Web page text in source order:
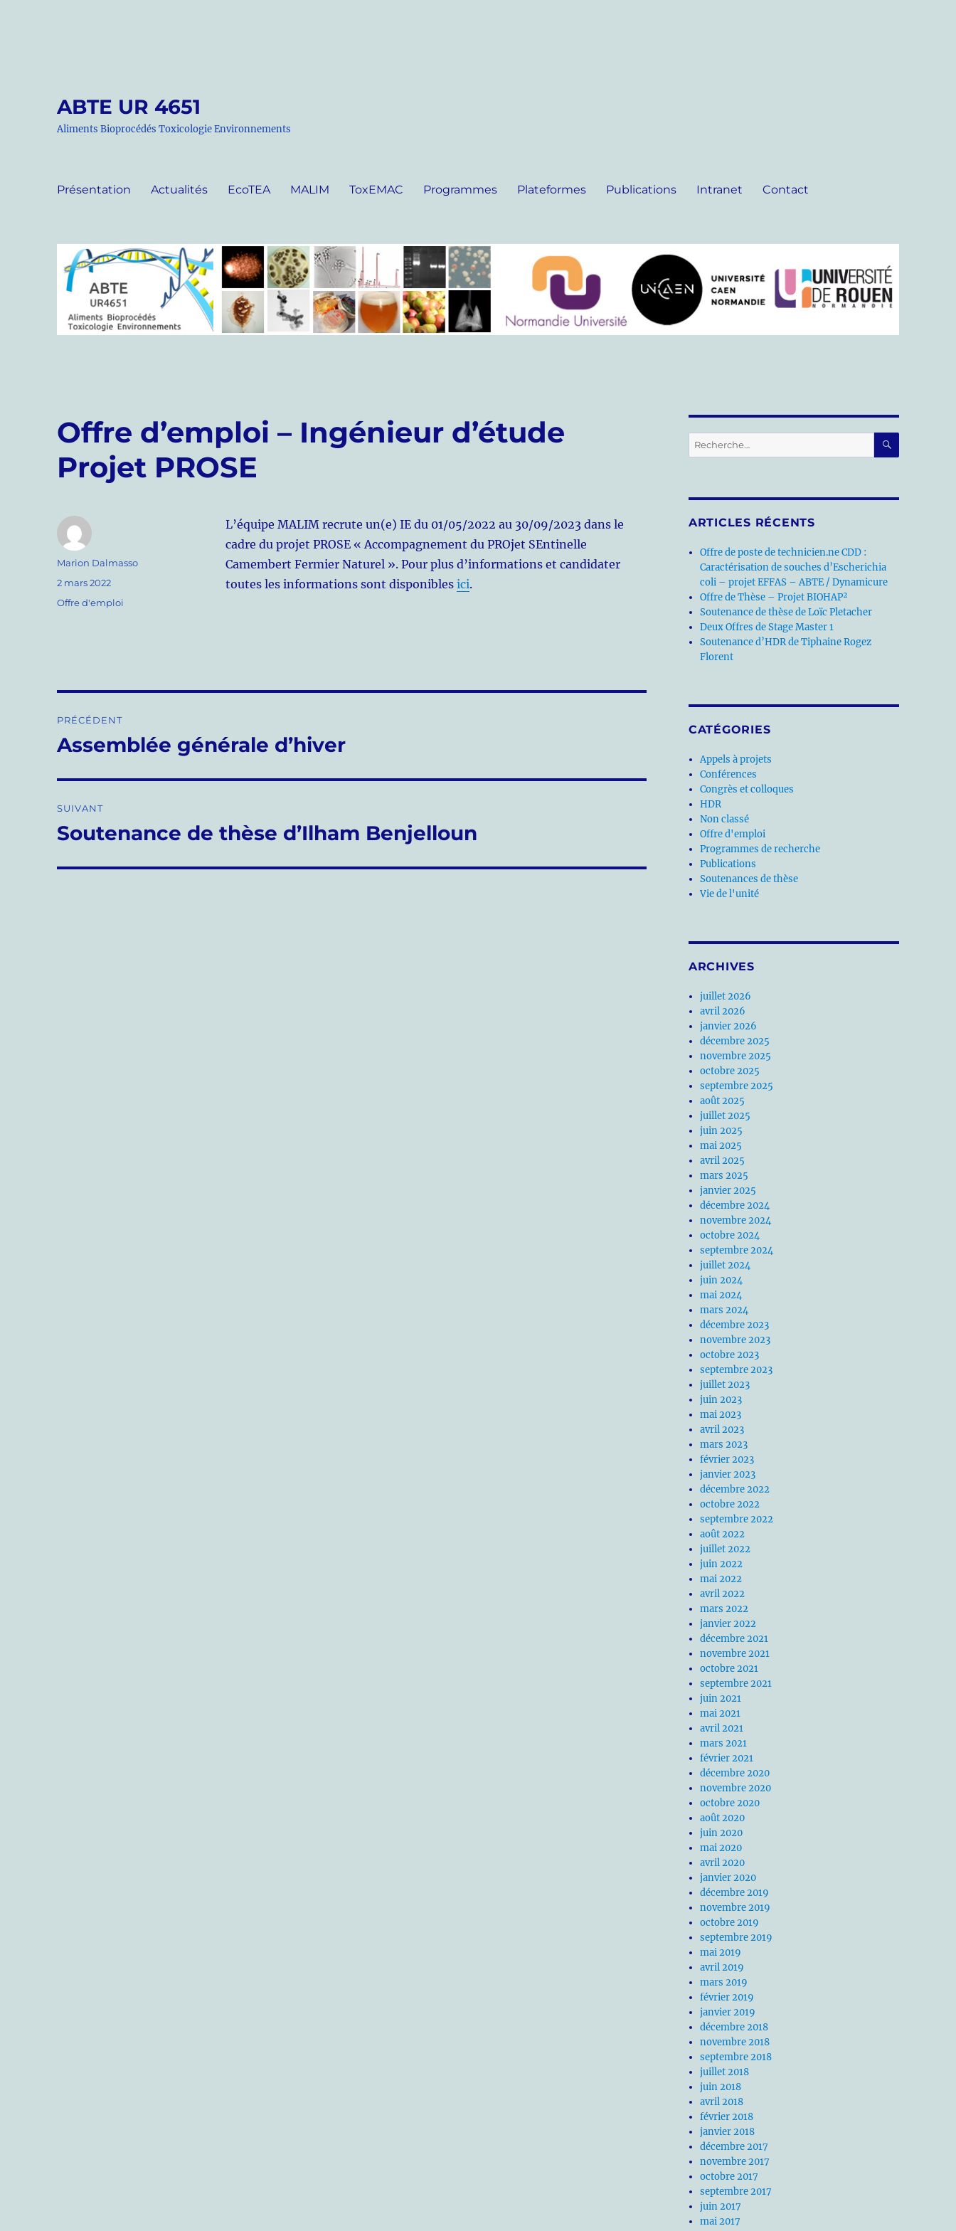
ABTE UR 4651
Aliments Bioprocédés Toxicologie Environnements
Présentation Actualités EcoTEA MALIM ToxEMAC Programmes Plateformes Publications Intranet Contact
Offre d’emploi – Ingénieur d’étude
Projet PROSE
L’équipe MALIM recrute un(e) IE du 01/05/2022 au 30/09/2023 dans le
cadre du projet PROSE « Accompagnement du PROjet SEntinelle
Camembert Fermier Naturel ». Pour plus d’informations et candidater
toutes les informations sont disponibles ici.
Auteur
Marion Dalmasso
Publié
le
2 mars 2022
Catégories
Offre d'emploi
de
PRÉCÉDENT
Publication
Assemblée générale d’hiver
SUIVANT
Publication
Soutenance de thèse d’Ilham Benjelloun
Recherche
pour :
ARTICLES RÉCENTS
Offre de poste de technicien.ne CDD :
Caractérisation de souches d’Escherichia
coli – projet EFFAS – ABTE / Dynamicure
Offre de Thèse – Projet BIOHAP²
Soutenance de thèse de Loïc Pletacher
Deux Offres de Stage Master 1
Soutenance d’HDR de Tiphaine Rogez
Florent
CATÉGORIES
Appels à projets
Conférences
Congrès et colloques
HDR
Non classé
Offre d'emploi
Programmes de recherche
Publications
Soutenances de thèse
Vie de l'unité
ARCHIVES
juillet 2026
avril 2026
janvier 2026
décembre 2025
novembre 2025
octobre 2025
septembre 2025
août 2025
juillet 2025
juin 2025
mai 2025
avril 2025
mars 2025
janvier 2025
décembre 2024
novembre 2024
octobre 2024
septembre 2024
juillet 2024
juin 2024
mai 2024
mars 2024
décembre 2023
novembre 2023
octobre 2023
septembre 2023
juillet 2023
juin 2023
mai 2023
avril 2023
mars 2023
février 2023
janvier 2023
décembre 2022
octobre 2022
septembre 2022
août 2022
juillet 2022
juin 2022
mai 2022
avril 2022
mars 2022
janvier 2022
décembre 2021
novembre 2021
octobre 2021
septembre 2021
juin 2021
mai 2021
avril 2021
mars 2021
février 2021
décembre 2020
novembre 2020
octobre 2020
août 2020
juin 2020
mai 2020
avril 2020
janvier 2020
décembre 2019
novembre 2019
octobre 2019
septembre 2019
mai 2019
avril 2019
mars 2019
février 2019
janvier 2019
décembre 2018
novembre 2018
septembre 2018
juillet 2018
juin 2018
avril 2018
février 2018
janvier 2018
décembre 2017
novembre 2017
octobre 2017
septembre 2017
juin 2017
mai 2017